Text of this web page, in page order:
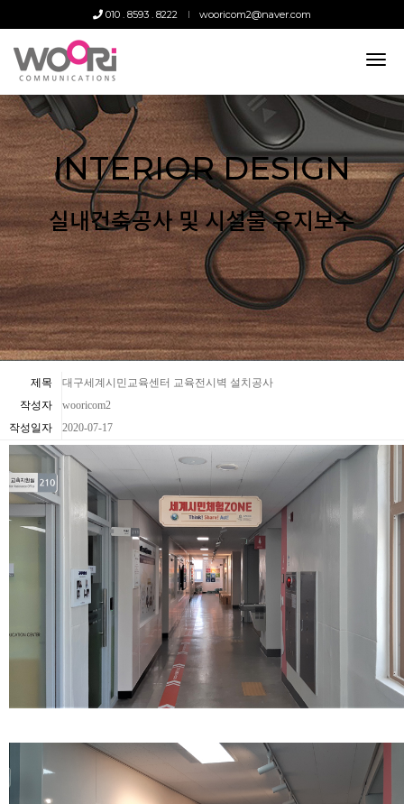
010 . 8593 . 8222 wooricom2@naver.com
INTERIOR DESIGN
실내건축공사 및 시설물 유지보수
제목
대구세계시민교육센터 교육전시벽 설치공사
작성자
wooricom2
작성일자
2020-07-17